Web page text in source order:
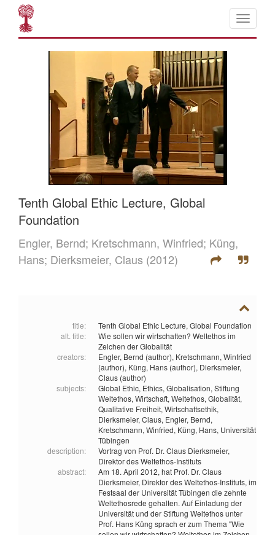
Tenth Global Ethic Lecture, Global
Foundation
Engler, Bernd; Kretschmann, Winfried; Küng,
Hans; Dierksmeier, Claus (2012)
title:
Tenth Global Ethic Lecture, Global Foundation
alt. title:
Wie sollen wir wirtschaften? Weltethos im
Zeichen der Globalität
creators:
Engler, Bernd (author), Kretschmann, Winfried
(author), Küng, Hans (author), Dierksmeier,
Claus (author)
subjects:
Global Ethic, Ethics, Globalisation, Stiftung
Weltethos, Wirtschaft, Weltethos, Globalität,
Qualitative Freiheit, Wirtschaftsethik,
Dierksmeier, Claus, Engler, Bernd,
Kretschmann, Winfried, Küng, Hans, Universität
Tübingen
description:
Vortrag von Prof. Dr. Claus Dierksmeier,
Direktor des Weltethos-Instituts
abstract:
Am 18. April 2012, hat Prof. Dr. Claus
Dierksmeier, Direktor des Weltethos-Instituts, im
Festsaal der Universität Tübingen die zehnte
Weltethosrede gehalten. Auf Einladung der
Universität und der Stiftung Weltethos unter
Prof. Hans Küng sprach er zum Thema "Wie